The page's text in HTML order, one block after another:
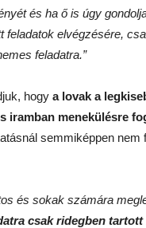
és ha ő is úgy
feladatok elvégzésére,
feladatra.”
hogy a lovak a
iramban menekülésre
semmiképpen nem
és sokak számára
csak ridegben tartott